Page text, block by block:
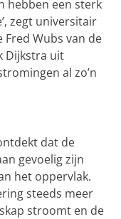
hebben een sterk
zegt universitair
Wubs van de
Dijkstra uit
al zo’n
dat de
gevoelig zijn
het oppervlak.
steeds meer
stroomt en de